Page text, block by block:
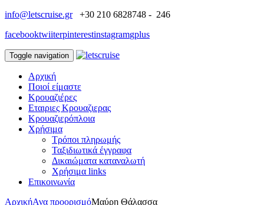
info@letscruise.gr
+30 210 6828748 - 246
facebooktwiiterpinterestinstagramgplus
Toggle navigation
Αρχική
Ποιοί είμαστε
Κρουαζιέρες
Εταιριες Κρουαζιερας
Κρουαζιερόπλοια
Χρήσιμα
Τρόποι πληρωμής
Ταξιδιωτικά έγγραφα
Δικαιώματα καταναλωτή
Χρήσιμα links
Επικοινωνία
ΑρχικήΑνα προορισμόΜαύρη Θάλασσα